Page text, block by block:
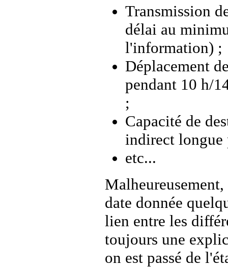
Transmission
délai au
l'information) ;
Déplacement
pendant 10 h/
;
Capacité de
indirect longue
etc...
date donnée
lien entre les
toujours une
on est passé de